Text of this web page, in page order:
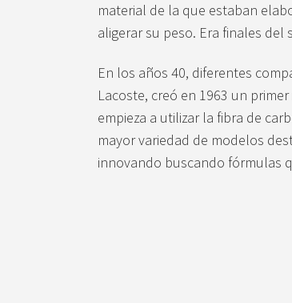
material de la que estaban
aligerar su peso. Era finales del
En los años 40, diferentes
Lacoste, creó en 1963 un
empieza a utilizar la fibra de
mayor variedad de modelos
innovando buscando fórmulas